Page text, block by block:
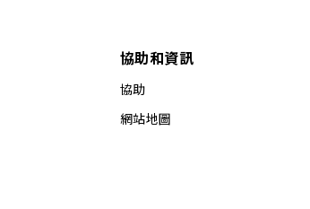
協助和資訊
協助
網站地圖